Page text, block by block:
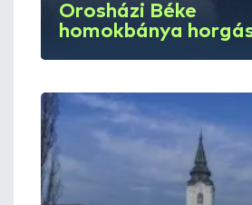
Orosházi Béke
homokbánya